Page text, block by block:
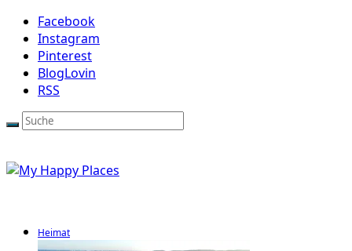
Facebook
Instagram
Pinterest
BlogLovin
RSS
Heimat